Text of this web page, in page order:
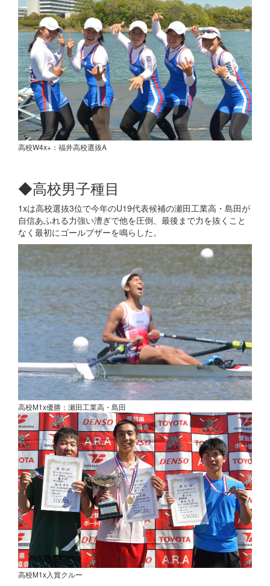
高校W4x+：福井高校選抜A
◆高校男子種目
1xは高校選抜3位で今年のU19代表候補の瀬田工業高・島田が
自信あふれる力強い漕ぎで他を圧倒、最後まで力を抜くこと
なく最初にゴールブザーを鳴らした。
高校M1x優勝：瀬田工業高・島田
高校M1x入賞クルー